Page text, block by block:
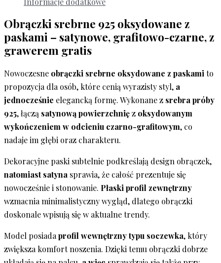
Obrączki srebrne 925 oksydowane z
paskami – satynowe, grafitowo-czarne, z
grawerem gratis
Nowoczesne obrączki srebrne oksydowane z paskami to
propozycja dla osób, które cenią wyrazisty styl, a
jednocześnie elegancką formę. Wykonane z srebra próby
925, łączą satynową powierzchnięz oksydowanym
wykończeniem w odcieniu czarno-grafitowym, co
nadaje im głębi oraz charakteru.
Dekoracyjne paski subtelnie podkreślają design obrączek,
natomiast satyna sprawia, że całość prezentuje się
nowocześnie i stonowanie. Płaski profil zewnętrzny
wzmacnia minimalistyczny wygląd, dlatego obrączki
doskonale wpisują się w aktualne trendy.
Model posiada profil wewnętrzny typu soczewka, który
zwiększa komfort noszenia. Dzięki temu obrączki dobrze